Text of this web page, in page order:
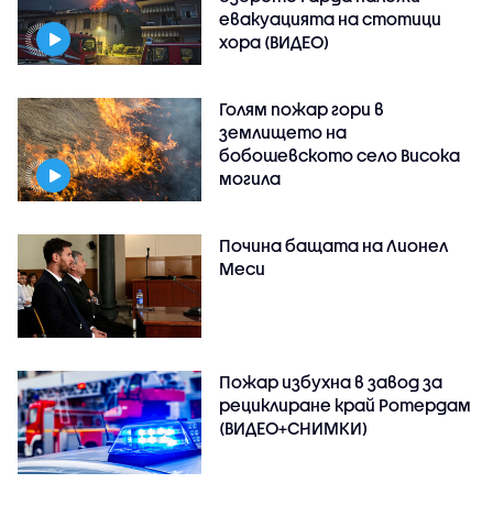
евакуацията на стотици
хора (ВИДЕО)
Голям пожар гори в
землището на
бобошевското село Висока
могила
Почина бащата на Лионел
Меси
Пожар избухна в завод за
рециклиране край Ротердам
(ВИДЕО+СНИМКИ)